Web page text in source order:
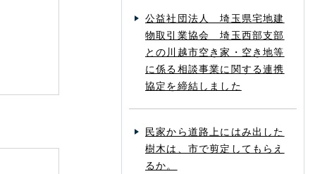
公益社団法人 埼玉県宅地建
物取引業協会 埼玉西部支部
との川越市空き家・空き地等
に係る相談事業に関する連携
協定を締結しました
民家から道路上にはみ出した
樹木は、市で剪定してもらえ
るか。